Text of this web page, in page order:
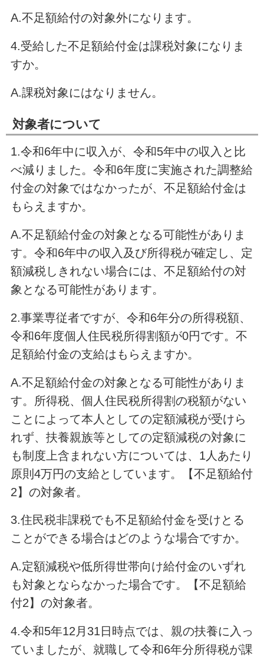
A.不足額給付の対象外になります。
4.受給した不足額給付金は課税対象になりま
すか。
A.課税対象にはなりません。
対象者について
1.令和6年中に収入が、令和5年中の収入と比
べ減りました。令和6年度に実施された調整給
付金の対象ではなかったが、不足額給付金は
もらえますか。
A.不足額給付金の対象となる可能性がありま
す。令和6年中の収入及び所得税が確定し、定
額減税しきれない場合には、不足額給付の対
象となる可能性があります。
2.事業専従者ですが、令和6年分の所得税額、
令和6年度個人住民税所得割額が0円です。不
足額給付金の支給はもらえますか。
A.不足額給付金の対象となる可能性がありま
す。所得税、個人住民税所得割の税額がない
ことによって本人としての定額減税が受けら
れず、扶養親族等としての定額減税の対象に
も制度上含まれない方については、1人あたり
原則4万円の支給としています。【不足額給付
2】の対象者。
3.住民税非課税でも不足額給付金を受けとる
ことができる場合はどのような場合ですか。
A.定額減税や低所得世帯向け給付金のいずれ
も対象とならなかった場合です。【不足額給
付2】の対象者。
4.令和5年12月31日時点では、親の扶養に入っ
ていましたが、就職して令和6年分所得税が課